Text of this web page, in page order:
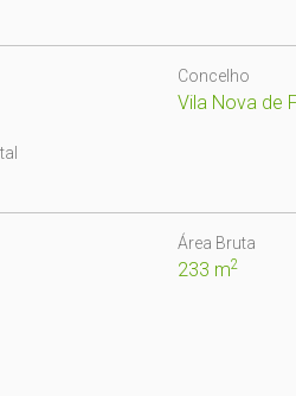
Concelho
Vila Nova de
Área Bruta
233 m2